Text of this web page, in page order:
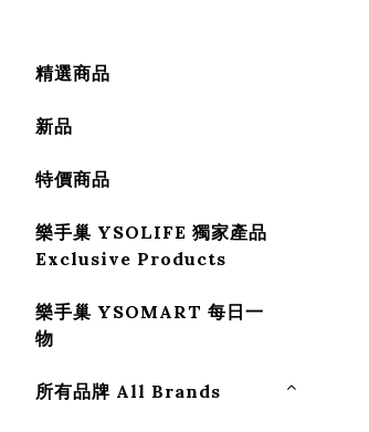
精選商品
新品
特價商品
樂手巢 YSOLIFE 獨家產品
Exclusive Products
樂手巢 YSOMART 每日一
物
所有品牌 All Brands